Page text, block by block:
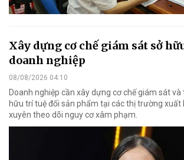
Xây dựng cơ chế giám sát sở
doanh nghiệp
08/08/2026 04:10
Doanh nghiệp cần xây dựng cơ chế giám sát
hữu trí tuệ đối sản phẩm tại các thị trường xuất
xuyên theo dõi nguy cơ xâm phạm.